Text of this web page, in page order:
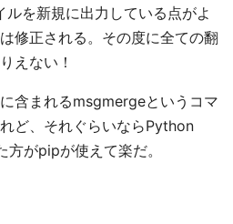
を新規に出力している点がよ
修正される。その度に全ての翻
えない！
含まれるmsgmergeというコマ
ど、それぐらいならPython
がpipが使えて楽だ。